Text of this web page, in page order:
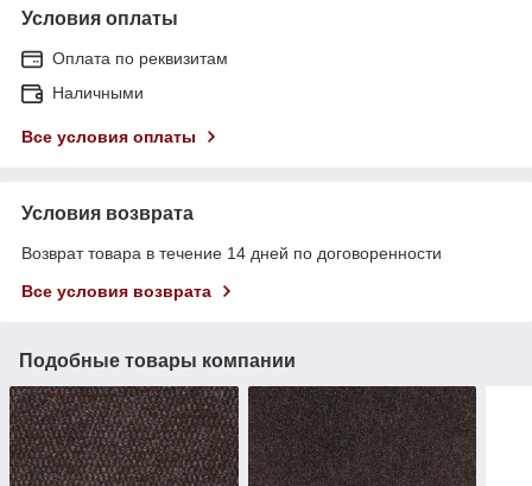
Условия оплаты
Оплата по реквизитам
Наличными
Все условия оплаты
Условия возврата
Возврат товара в течение 14 дней по договоренности
Все условия возврата
Подобные товары компании